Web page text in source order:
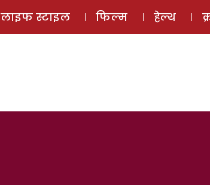
ई-मैगज़ीन
लाइफ स्टाइल फिल्म हेल्थ